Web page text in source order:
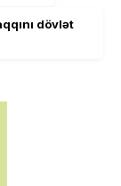
dövlət